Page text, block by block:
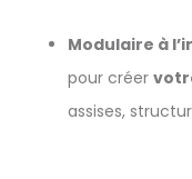
Modulaire à
pour créer
assises,